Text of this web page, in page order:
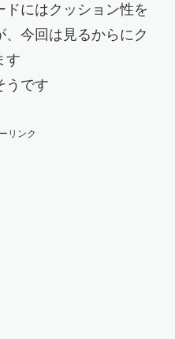
ドにはクッション性を
今回は見るからにク
す
うです
リンク